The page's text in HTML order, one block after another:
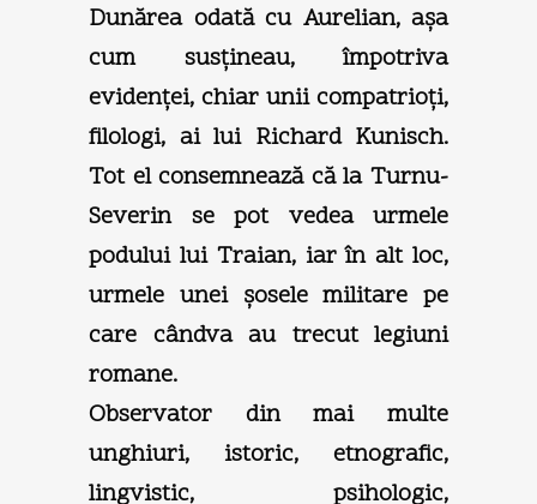
Dunărea odată cu Aurelian, aşa
cum susţineau, împotriva
evidenţei, chiar unii compatrioţi,
filologi, ai lui Richard Kunisch.
Tot el consemnează că la Turnu-
Severin se pot vedea urmele
podului lui Traian, iar în alt loc,
urmele unei şosele militare pe
care cândva au trecut legiuni
romane.
Observator din mai multe
unghiuri, istoric, etnografic,
lingvistic, psihologic,